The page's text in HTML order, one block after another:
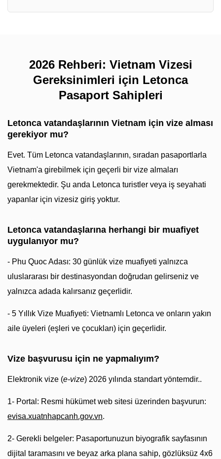
2026 Rehberi: Vietnam Vizesi
Gereksinimleri için Letonca
Pasaport Sahipleri
Letonca vatandaşlarının Vietnam için vize alması
gerekiyor mu?
Evet. Tüm Letonca vatandaşlarının, sıradan pasaportlarla
Vietnam'a girebilmek için geçerli bir vize almaları
gerekmektedir. Şu anda Letonca turistler veya iş seyahati
yapanlar için vizesiz giriş yoktur.
Letonca vatandaşlarına herhangi bir muafiyet
uygulanıyor mu?
- Phu Quoc Adası: 30 günlük vize muafiyeti yalnızca
uluslararası bir destinasyondan doğrudan gelirseniz ve
yalnızca adada kalırsanız geçerlidir.
- 5 Yıllık Vize Muafiyeti: Vietnamlı Letonca ve onların yakın
aile üyeleri (eşleri ve çocukları) için geçerlidir.
Vize başvurusu için ne yapmalıyım?
Elektronik vize (e-vize) 2026 yılında standart yöntemdir..
1- Portal: Resmi hükümet web sitesi üzerinden başvurun:
evisa.xuatnhapcanh.gov.vn.
2- Gerekli belgeler: Pasaportunuzun biyografik sayfasının
dijital taramasını ve beyaz arka plana sahip, gözlüksüz 4x6